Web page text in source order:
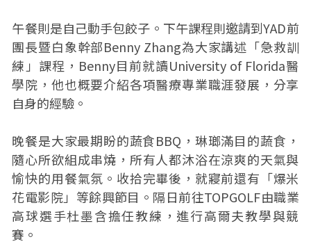
午餐則是自己動手包餃子。下午課程則邀請到YAD前
團長暨白象幹部Benny Zhang為大家講述「急救訓
練」課程，Benny目前就讀University of Florida醫
學院，他也概要介紹各項醫療專業職涯發展，分享
自身的經驗。
晚餐是大家最期盼的蔬食BBQ，琳瑯滿目的蔬食，
隨心所欲組成串燒，所有人都沐浴在涼爽的天氣與
愉快的用餐氣氛。收拾完畢後，就寢前還有「爆米
花電影院」等餘興節目。隔日前往TOPGOLF由職業
高球選手杜墨含擔任教練，進行高爾夫教學與競
賽。